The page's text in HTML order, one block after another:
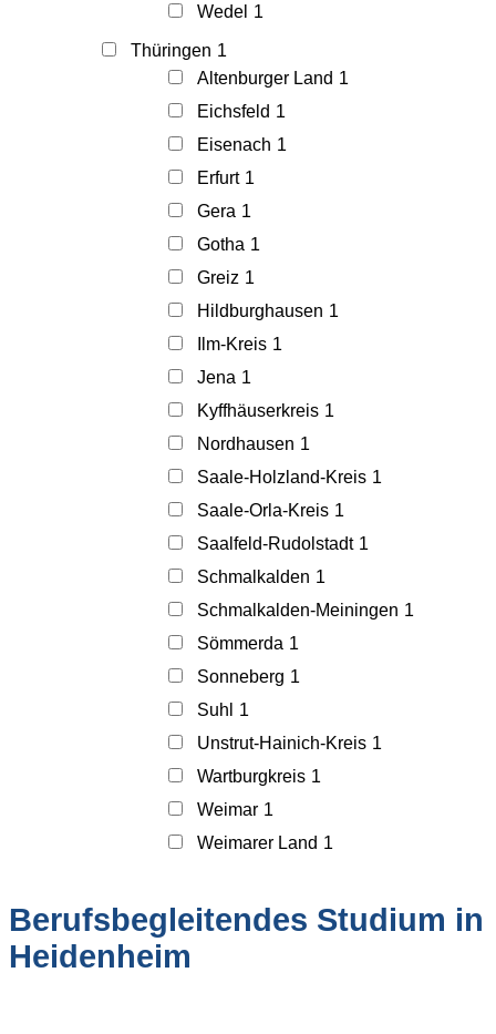
Wedel 1
Thüringen 1
Altenburger Land 1
Eichsfeld 1
Eisenach 1
Erfurt 1
Gera 1
Gotha 1
Greiz 1
Hildburghausen 1
Ilm-Kreis 1
Jena 1
Kyffhäuserkreis 1
Nordhausen 1
Saale-Holzland-Kreis 1
Saale-Orla-Kreis 1
Saalfeld-Rudolstadt 1
Schmalkalden 1
Schmalkalden-Meiningen 1
Sömmerda 1
Sonneberg 1
Suhl
1
Unstrut-Hainich-Kreis 1
Wartburgkreis 1
Weimar 1
Weimarer Land 1
Berufsbegleitendes Studium in
Heidenheim